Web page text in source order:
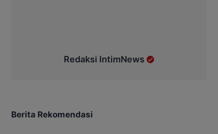
Redaksi IntimNews
Berita Rekomendasi